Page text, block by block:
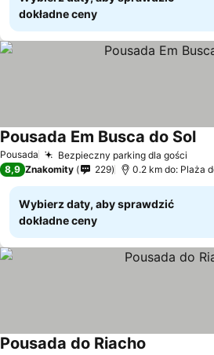
dokładne ceny
Pousada Bezpieczny parking dla gości
Pousada Em Busca do Sol
8,9 Znakomity 229 0.2 km do: Plaża
Wybierz daty, aby sprawdzić
dokładne ceny
Pousada do Riacho